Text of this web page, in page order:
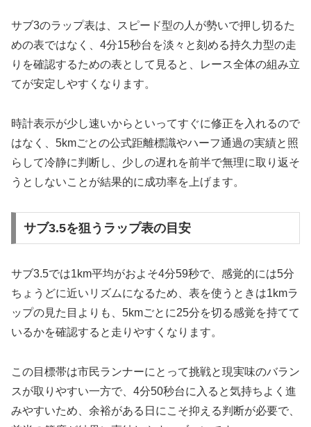
サブ3のラップ表は、スピード型の人が勢いで押し切るた
めの表ではなく、4分15秒台を淡々と刻める持久力型の走
りを確認するための表として見ると、レース全体の組み立
てが安定しやすくなります。
時計表示が少し速いからといってすぐに修正を入れるので
はなく、5kmごとの公式距離標識やハーフ通過の実績と照
らして冷静に判断し、少しの遅れを前半で無理に取り返そ
うとしないことが結果的に成功率を上げます。
サブ3.5を狙うラップ表の目安
サブ3.5では1km平均がおよそ4分59秒で、感覚的には5分
ちょうどに近いリズムになるため、表を使うときは1kmラ
ップの見た目よりも、5kmごとに25分を切る感覚を持てて
いるかを確認すると走りやすくなります。
この目標帯は市民ランナーにとって挑戦と現実味のバラン
スが取りやすい一方で、4分50秒台に入ると気持ちよく進
みやすいため、余裕がある日にこそ抑える判断が必要で、